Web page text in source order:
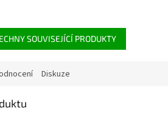
SOUVISEJÍCÍ PRODUKTY
Diskuze